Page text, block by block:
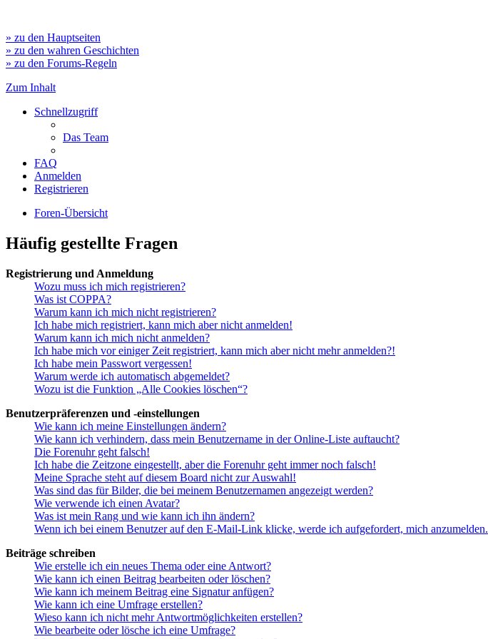
» zu den Hauptseiten
» zu den wahren Geschichten
» zu den Forums-Regeln
Zum Inhalt
Schnellzugriff
Das Team
FAQ
Anmelden
Registrieren
Foren-Übersicht
Häufig gestellte Fragen
Registrierung und Anmeldung
Wozu muss ich mich registrieren?
Was ist COPPA?
Warum kann ich mich nicht registrieren?
Ich habe mich registriert, kann mich aber nicht anmelden!
Warum kann ich mich nicht anmelden?
Ich habe mich vor einiger Zeit registriert, kann mich aber nicht mehr anmelden?!
Ich habe mein Passwort vergessen!
Warum werde ich automatisch abgemeldet?
Wozu ist die Funktion „Alle Cookies löschen“?
Benutzerpräferenzen und -einstellungen
Wie kann ich meine Einstellungen ändern?
Wie kann ich verhindern, dass mein Benutzername in der Online-Liste auftaucht?
Die Forenuhr geht falsch!
Ich habe die Zeitzone eingestellt, aber die Forenuhr geht immer noch falsch!
Meine Sprache steht auf diesem Board nicht zur Auswahl!
Was sind das für Bilder, die bei meinem Benutzernamen angezeigt werden?
Wie verwende ich einen Avatar?
Was ist mein Rang und wie kann ich ihn ändern?
Wenn ich bei einem Benutzer auf den E-Mail-Link klicke, werde ich aufgefordert, mich anzumelden.
Beiträge schreiben
Wie erstelle ich ein neues Thema oder eine Antwort?
Wie kann ich einen Beitrag bearbeiten oder löschen?
Wie kann ich meinem Beitrag eine Signatur anfügen?
Wie kann ich eine Umfrage erstellen?
Wieso kann ich nicht mehr Antwortmöglichkeiten erstellen?
Wie bearbeite oder lösche ich eine Umfrage?